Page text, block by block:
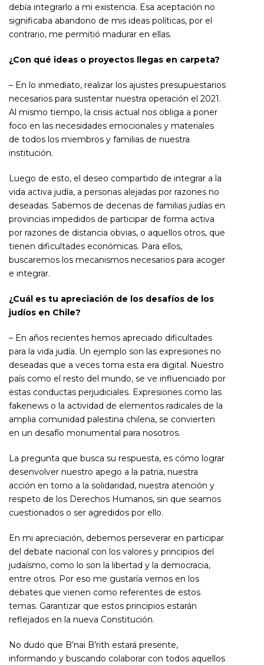
debía integrarlo a mi existencia. Esa aceptación no
significaba abandono de mis ideas políticas, por el
contrario, me permitió madurar en ellas.
¿Con qué ideas o proyectos llegas en carpeta?
– En lo inmediato, realizar los ajustes presupuestarios
necesarios para sustentar nuestra operación el 2021.
Al mismo tiempo, la crisis actual nos obliga a poner
foco en las necesidades emocionales y materiales
de todos los miembros y familias de nuestra
institución.
Luego de esto, el deseo compartido de integrar a la
vida activa judía, a personas alejadas por razones no
deseadas. Sabemos de decenas de familias judías en
provincias impedidos de participar de forma activa
por razones de distancia obvias, o aquellos otros, que
tienen dificultades económicas. Para ellos,
buscaremos los mecanismos necesarios para acoger
e integrar.
¿Cuál es tu apreciación de los desafíos de los
judíos en Chile?
– En años recientes hemos apreciado dificultades
para la vida judía. Un ejemplo son las expresiones no
deseadas que a veces toma esta era digital. Nuestro
país como el resto del mundo, se ve influenciado por
estas conductas perjudiciales. Expresiones como las
fakenews o la actividad de elementos radicales de la
amplia comunidad palestina chilena, se convierten
en un desafío monumental para nosotros.
La pregunta que busca su respuesta, es cómo lograr
desenvolver nuestro apego a la patria, nuestra
acción en torno a la solidaridad, nuestra atención y
respeto de los Derechos Humanos, sin que seamos
cuestionados o ser agredidos por ello.
En mi apreciación, debemos perseverar en participar
del debate nacional con los valores y principios del
judaísmo, como lo son la libertad y la democracia,
entre otros. Por eso me gustaría vernos en los
debates que vienen como referentes de estos
temas. Garantizar que estos principios estarán
reflejados en la nueva Constitución.
No dudo que B’nai B’rith estará presente,
informando y buscando colaborar con todos aquellos